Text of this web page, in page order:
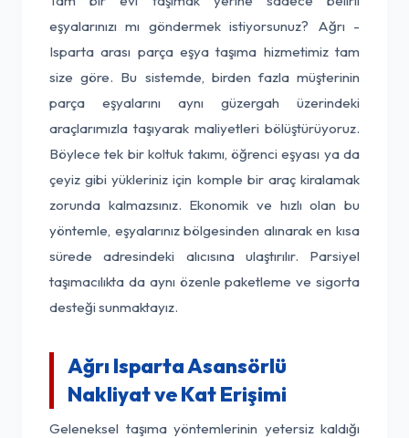
eşyalarınızı mı göndermek istiyorsunuz? Ağrı -
Isparta arası parça eşya taşıma hizmetimiz tam
size göre. Bu sistemde, birden fazla müşterinin
parça eşyalarını aynı güzergah üzerindeki
araçlarımızla taşıyarak maliyetleri bölüştürüyoruz.
Böylece tek bir koltuk takımı, öğrenci eşyası ya da
çeyiz gibi yükleriniz için komple bir araç kiralamak
zorunda kalmazsınız. Ekonomik ve hızlı olan bu
yöntemle, eşyalarınız bölgesinden alınarak en kısa
sürede adresindeki alıcısına ulaştırılır. Parsiyel
taşımacılıkta da aynı özenle paketleme ve sigorta
desteği sunmaktayız.
Ağrı Isparta Asansörlü
Nakliyat ve Kat Erişimi
Geleneksel taşıma yöntemlerinin yetersiz kaldığı